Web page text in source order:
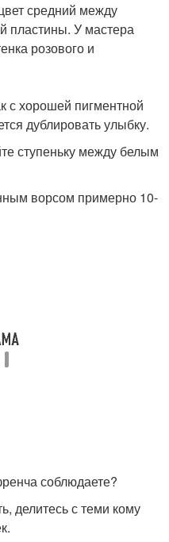
средний между
пластины. У мастера
розового и
с хорошей пигментной
дублировать улыбку.
ступеньку между белым
ворсом примерно 10-
соблюдаете?
делитесь с теми кому